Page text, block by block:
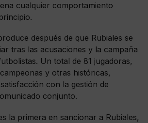
cualquier comportamiento
después de que Rubiales se
tras las acusaciones y la campaña
Un total de 81 jugadoras,
y otras históricas,
con la gestión de
conjunto.
la primera en sancionar a Rubiales,